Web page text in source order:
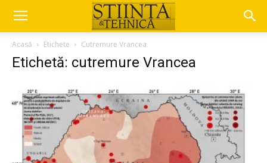
Acasă Etichete Cutremure Vrancea
Etichetă: cutremure Vrancea